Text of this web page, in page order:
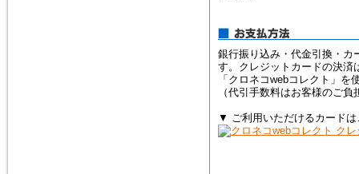
銀行振り込み・代金引換・カ
す。クレジットカードの決済
「クロネコwebコレクト」を
（代引手数料はお客様のご負
▼ ご利用いただけるカードは